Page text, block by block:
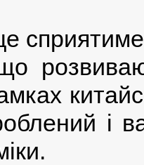
сприятиме
і